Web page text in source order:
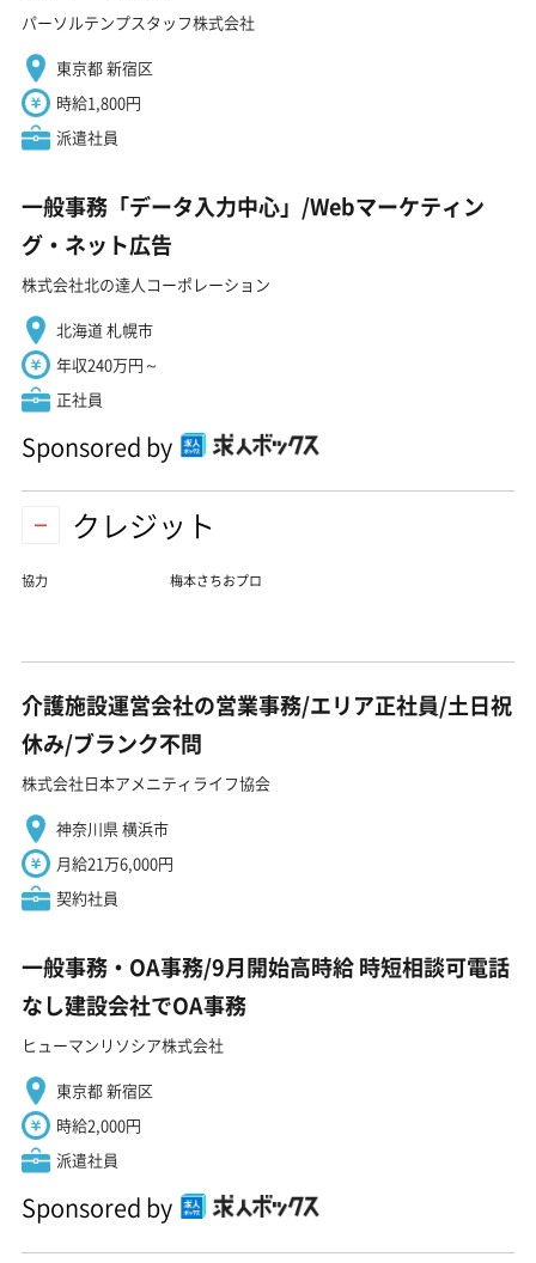
パーソルテンプスタッフ株式会社
東京都 新宿区
時給1,800円
派遣社員
一般事務「データ入力中心」/Webマーケティン
グ・ネット広告
株式会社北の達人コーポレーション
北海道 札幌市
年収240万円～
正社員
Sponsored by
クレジット
協力 梅本さちおプロ
介護施設運営会社の営業事務/エリア正社員/土日祝
休み/ブランク不問
株式会社日本アメニティライフ協会
神奈川県 横浜市
月給21万6,000円
契約社員
一般事務・OA事務/9月開始高時給 時短相談可電話
なし建設会社でOA事務
ヒューマンリソシア株式会社
東京都 新宿区
時給2,000円
派遣社員
Sponsored by